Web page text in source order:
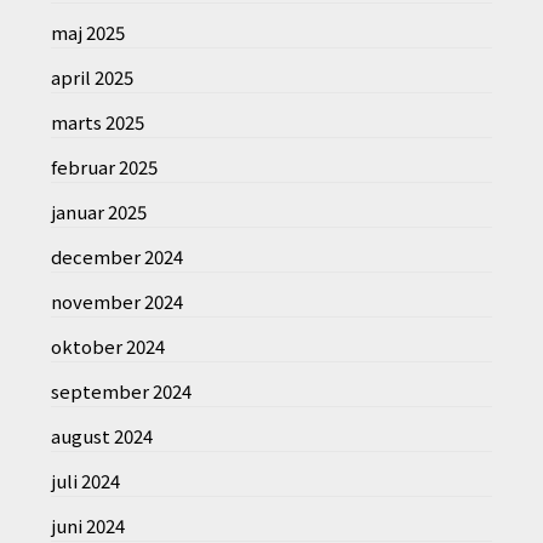
maj 2025
april 2025
marts 2025
februar 2025
januar 2025
december 2024
november 2024
oktober 2024
september 2024
august 2024
juli 2024
juni 2024